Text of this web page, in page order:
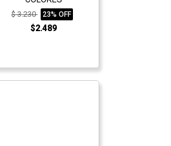
$ 3.230 23% OFF
$2.489